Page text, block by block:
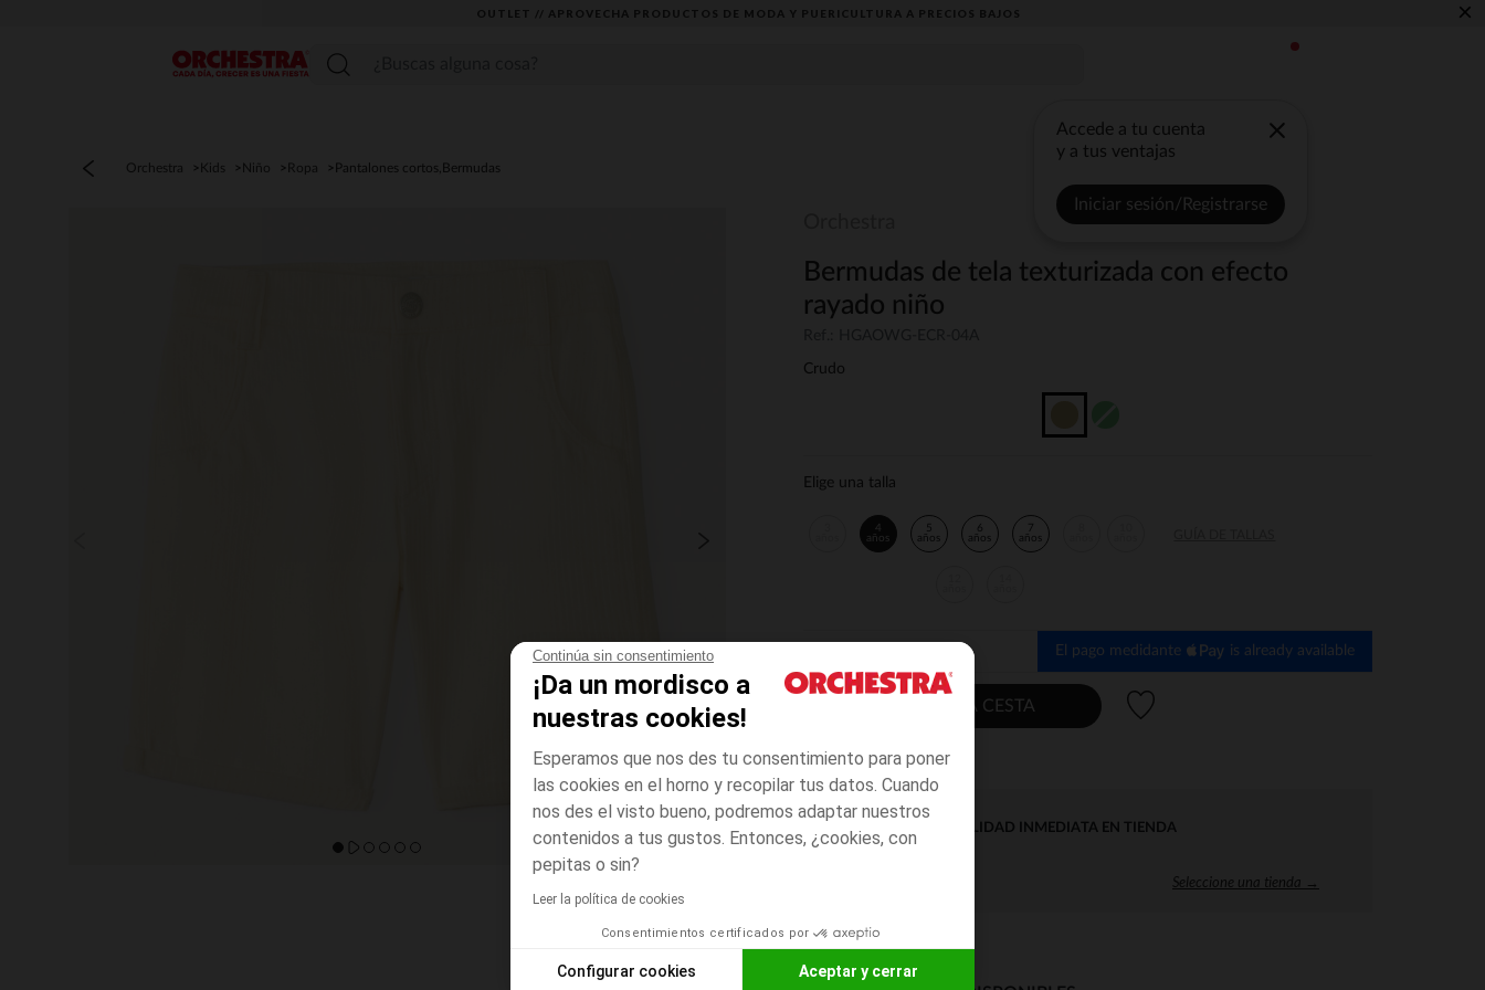
Continúa sin consentimiento
¡Da un mordisco a
nuestras cookies!
Esperamos que nos des tu consentimiento para poner
las cookies en el horno y recopilar tus datos. Cuando
nos des el visto bueno, podremos adaptar nuestros
contenidos a tus gustos. Entonces, ¿cookies, con
pepitas o sin?
Leer la política de cookies
Consentimientos certificados por
Configurar cookies Aceptar y cerrar
OUTLET // APROVECHA PRODUCTOS DE MODA Y PUERICULTURA A PRECIOS BAJOS ×
Menú
Accede a tu cuenta
y a tus ventajas
Iniciar sesión/Registrarse
Orchestra Kids Niño Ropa Pantalones cortos,Bermudas
Bermudas de tela texturizada con efecto
rayado niño
Crudo
Elige una talla
4
años
5
años
6
años
7
años
El pago medidante is already available
AÑADIR A LA CESTA
DISPONIBILIDAD INMEDIATA EN TIENDA
Seleccione una tienda →